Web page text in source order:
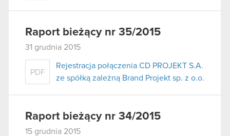
Raport bieżący nr 35/2015
31 grudnia 2015
PDF
Rejestracja połączenia CD PROJEKT S.A.
ze spółką zależną Brand Projekt sp. z o.o.
Raport bieżący nr 34/2015
15 grudnia 2015